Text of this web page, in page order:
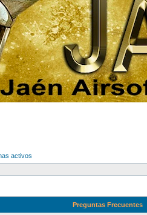
activos
Preguntas Frecuentes